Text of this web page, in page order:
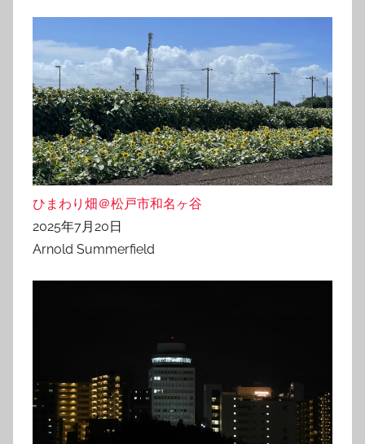
ひまわり畑＠松戸市和名ヶ谷
2025年7月20日
Arnold Summerfield